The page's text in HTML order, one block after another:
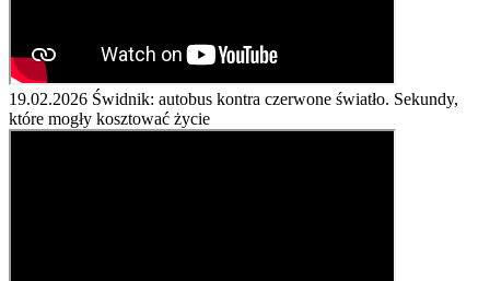
19.02.2026 Świdnik: autobus kontra czerwone światło. Sekundy,
które mogły kosztować życie